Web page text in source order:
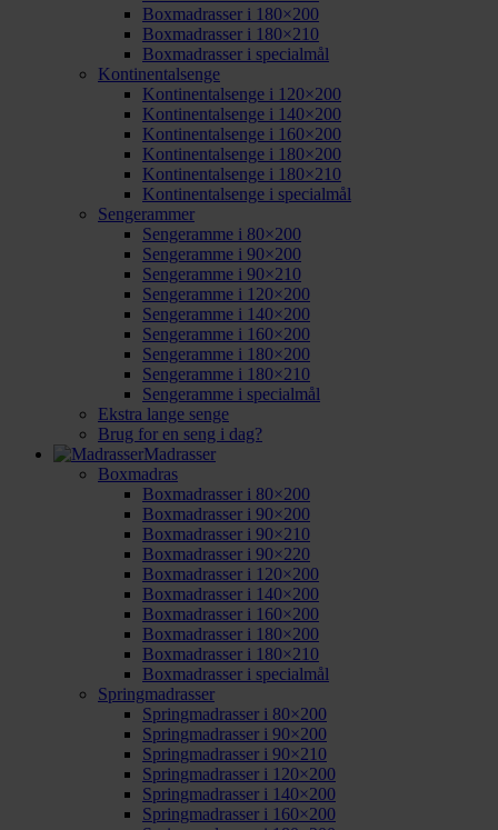
Boxmadrasser i 180×200
Boxmadrasser i 180×210
Boxmadrasser i specialmål
Kontinentalsenge
Kontinentalsenge i 120×200
Kontinentalsenge i 140×200
Kontinentalsenge i 160×200
Kontinentalsenge i 180×200
Kontinentalsenge i 180×210
Kontinentalsenge i specialmål
Sengerammer
Sengeramme i 80×200
Sengeramme i 90×200
Sengeramme i 90×210
Sengeramme i 120×200
Sengeramme i 140×200
Sengeramme i 160×200
Sengeramme i 180×200
Sengeramme i 180×210
Sengeramme i specialmål
Ekstra lange senge
Brug for en seng i dag?
Madrasser
Boxmadras
Boxmadrasser i 80×200
Boxmadrasser i 90×200
Boxmadrasser i 90×210
Boxmadrasser i 90×220
Boxmadrasser i 120×200
Boxmadrasser i 140×200
Boxmadrasser i 160×200
Boxmadrasser i 180×200
Boxmadrasser i 180×210
Boxmadrasser i specialmål
Springmadrasser
Springmadrasser i 80×200
Springmadrasser i 90×200
Springmadrasser i 90×210
Springmadrasser i 120×200
Springmadrasser i 140×200
Springmadrasser i 160×200